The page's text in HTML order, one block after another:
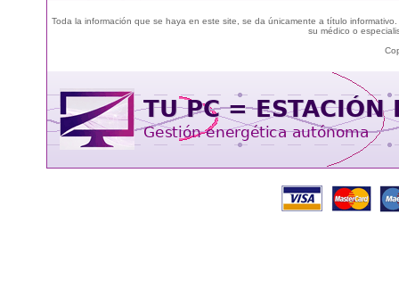
Toda la información que se haya en este site, se da únicamente a título
su médico o